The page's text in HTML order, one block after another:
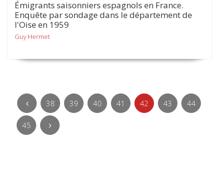
Émigrants saisonniers espagnols en France.
Enquête par sondage dans le département de
l'Oise en 1959
Guy Hermet
38 39 40 41 42 43 44
45